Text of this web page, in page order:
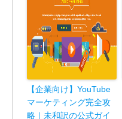
【企業向け】YouTube
マーケティング完全攻
略｜未和訳の公式ガイ